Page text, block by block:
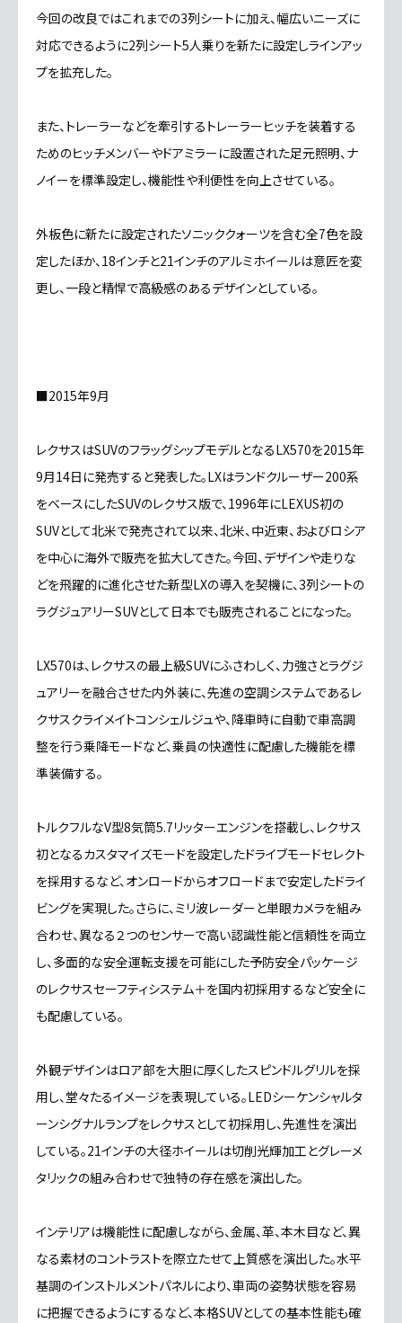
今回の改良ではこれまでの3列シートに加え、幅広いニーズに
対応できるように2列シート5人乗りを新たに設定しラインアッ
プを拡充した。
また、トレーラーなどを牽引するトレーラーヒッチを装着する
ためのヒッチメンバーやドアミラーに設置された足元照明、ナ
ノイーを標準設定し、機能性や利便性を向上させている。
外板色に新たに設定されたソニッククォーツを含む全7色を設
定したほか、18インチと21インチのアルミホイールは意匠を変
更し、一段と精悍で高級感のあるデザインとしている。
■2015年9月
レクサスはSUVのフラッグシップモデルとなるLX570を2015年
9月14日に発売すると発表した。LXはランドクルーザー200系
をベースにしたSUVのレクサス版で、1996年にLEXUS初の
SUVとして北米で発売されて以来、北米、中近東、およびロシア
を中心に海外で販売を拡大してきた。今回、デザインや走りな
どを飛躍的に進化させた新型LXの導入を契機に、3列シートの
ラグジュアリーSUVとして日本でも販売されることになった。
LX570は、レクサスの最上級SUVにふさわしく、力強さとラグジ
ュアリーを融合させた内外装に、先進の空調システムであるレ
クサスクライメイトコンシェルジュや、降車時に自動で車高調
整を行う乗降モードなど、乗員の快適性に配慮した機能を標
準装備する。
トルクフルなV型8気筒5.7リッターエンジンを搭載し、レクサス
初となるカスタマイズモードを設定したドライブモードセレクト
を採用するなど、オンロードからオフロードまで安定したドライ
ビングを実現した。さらに、ミリ波レーダーと単眼カメラを組み
合わせ、異なる２つのセンサーで高い認識性能と信頼性を両立
し、多面的な安全運転支援を可能にした予防安全パッケージ
のレクサスセーフティシステム＋を国内初採用するなど安全に
も配慮している。
外観デザインはロア部を大胆に厚くしたスピンドルグリルを採
用し、堂々たるイメージを表現している。LEDシーケンシャルタ
ーンシグナルランプをレクサスとして初採用し、先進性を演出
している。21インチの大径ホイールは切削光輝加工とグレーメ
タリックの組み合わせで独特の存在感を演出した。
インテリアは機能性に配慮しながら、金属、革、本木目など、異
なる素材のコントラストを際立たせて上質感を演出した。水平
基調のインストルメントパネルにより、車両の姿勢状態を容易
に把握できるようにするなど、本格SUVとしての基本性能も確